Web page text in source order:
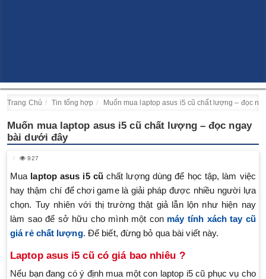
Trang Chủ Tin tổng hợp Muốn mua laptop asus i5 cũ chất lượng – đọc
Muốn mua laptop asus i5 cũ chất lượng – đọc ngay
bài dưới đây
927
Mua laptop asus i5 cũchất lượng dùng để học tập, làm việc
hay thậm chí để chơi game là giải pháp được nhiều người lựa
chọn. Tuy nhiên với thị trường thật giả lẫn lộn như hiện nay
làm sao để sở hữu cho mình một con máy tính xách tay cũ
giá rẻ chất lượng. Để biết, đừng bỏ qua bài viết này.
Laptop asus i5 cũ có giá bao nhiêu ?
Nếu bạn đang có ý định mua một con laptop i5 cũ phục vụ cho